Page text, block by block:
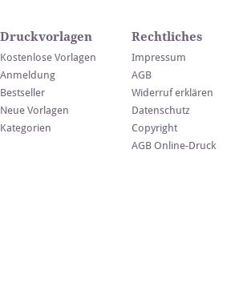
Druckvorlagen
Kostenlose Vorlagen
Anmeldung
Bestseller
Neue Vorlagen
Kategorien
Rechtliches
Impressum
AGB
Widerruf erklären
Datenschutz
Copyright
AGB Online-Druck